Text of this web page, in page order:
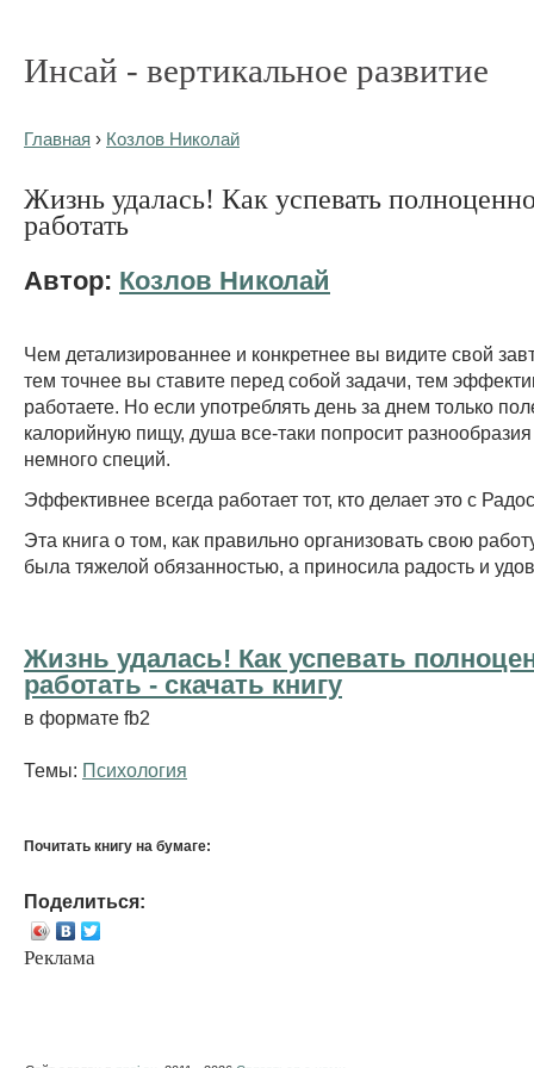
Инсай - вертикальное развитие
Главная › Козлов Николай
Жизнь удалась! Как успевать
работать
Автор: Козлов Николай
Чем детализированнее и конкретнее вы видите свой
тем точнее вы ставите перед собой задачи, тем
работаете. Но если употреблять день за днем только
калорийную пищу, душа все-таки попросит
немного специй.
Эффективнее всегда работает тот, кто делает это с
Эта книга о том, как правильно организовать свою
была тяжелой обязанностью, а приносила радость и
Жизнь удалась! Как успевать
работать - cкачать книгу
в формате fb2
Темы: Психология
Почитать книгу на бумаге:
Поделиться:
Реклама